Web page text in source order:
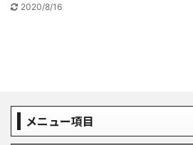
2020/8/16
メニュー項目